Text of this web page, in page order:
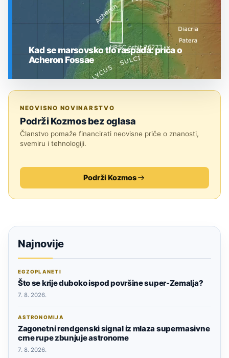
Kad se marsovsko tlo raspada: priča o
Acheron Fossae
NEOVISNO NOVINARSTVO
Podrži Kozmos bez oglasa
Članstvo pomaže financirati neovisne priče o znanosti,
svemiru i tehnologiji.
Podrži Kozmos
Najnovije
EGZOPLANETI
Što se krije duboko ispod površine super-Zemalja?
7. 8. 2026.
ASTRONOMIJA
Zagonetni rendgenski signal iz mlaza supermasivne
crne rupe zbunjuje astronome
7. 8. 2026.